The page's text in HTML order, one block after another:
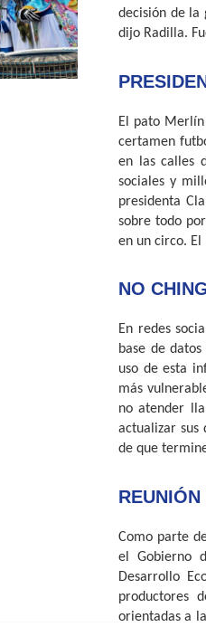
decisión de la
dijo Radilla.
El pato
certamen
en las calles
sociales y
presidenta
sobre todo
en un circo. El
NO
En redes
base de
uso de esta
más
no atender
actualizar sus
de que
Como parte
el Gobierno
Desarrollo
productores
orientadas a